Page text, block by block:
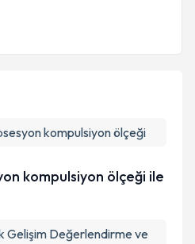
e-posta ile bilgilendireceğiz.
kişisel verilerimin belirtilen
Gönder
kompulsiyon ölçeği
kompulsiyon ölçeği ile
Gelişim Değerlendirme ve